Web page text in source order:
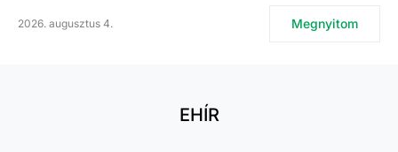
2026. augusztus 4. Megnyitom
EHÍR